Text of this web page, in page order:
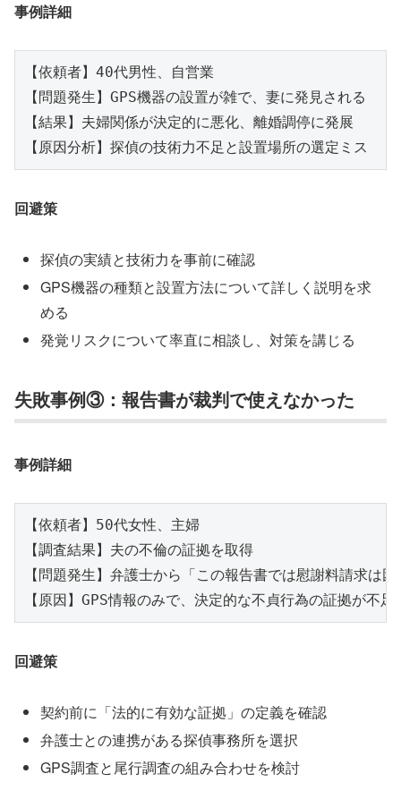
事例詳細
【依頼者】40代男性、自営業
【問題発生】GPS機器の設置が雑で、妻に発見される
【結果】夫婦関係が決定的に悪化、離婚調停に発展
回避策
探偵の実績と技術力を事前に確認
GPS機器の種類と設置方法について詳しく説明を求
める
発覚リスクについて率直に相談し、対策を講じる
失敗事例③：報告書が裁判で使えなかった
事例詳細
【依頼者】50代女性、主婦
【調査結果】夫の不倫の証拠を取得
【問題発生】弁護士から「この報告書では慰謝料請求は
回避策
契約前に「法的に有効な証拠」の定義を確認
弁護士との連携がある探偵事務所を選択
GPS調査と尾行調査の組み合わせを検討